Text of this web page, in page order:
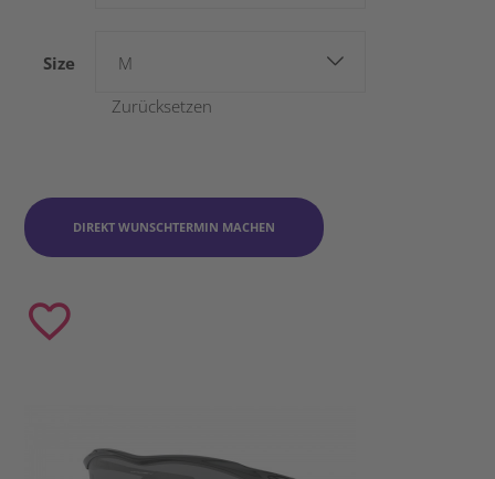
Size
M
Zurücksetzen
DIREKT WUNSCHTERMIN MACHEN